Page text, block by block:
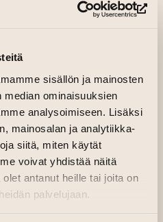
sisällön ja mainosten
median ominaisuuksien
analysoimiseen. Lisäksi
mainosalan ja analytiikka-
siitä, miten käytät
voivat yhdistää näitä
antanut heille tai joita on
palvelujaan.